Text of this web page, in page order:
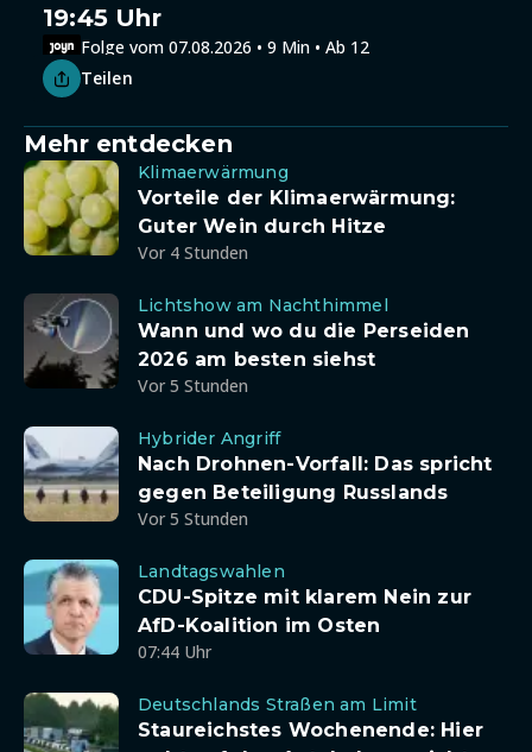
19:45 Uhr
Folge vom 07.08.2026 • 9 Min • Ab 12
Teilen
Mehr entdecken
Klimaerwärmung
Vorteile der Klimaerwärmung:
Guter Wein durch Hitze
Vor 4 Stunden
Lichtshow am Nachthimmel
Wann und wo du die Perseiden
2026 am besten siehst
Vor 5 Stunden
Hybrider Angriff
Nach Drohnen-Vorfall: Das spricht
gegen Beteiligung Russlands
Vor 5 Stunden
Landtagswahlen
CDU-Spitze mit klarem Nein zur
AfD-Koalition im Osten
07:44 Uhr
Deutschlands Straßen am Limit
Staureichstes Wochenende: Hier